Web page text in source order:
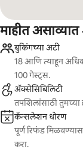
माहीत असाव्यात
बुकिंगच्या अटी
18 आणि त्याहून
100 गेस्ट्स.
ॲक्सेसिबिलिटी
तपशिलांसाठी तुमच्या
कॅन्सलेशन धोरण
पूर्ण रिफंड
करा.